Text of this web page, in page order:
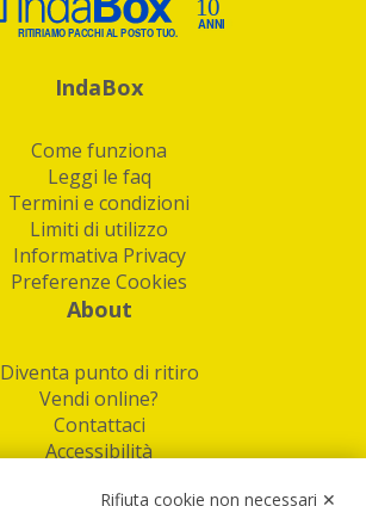
IndaBox
Come funziona
Leggi le faq
Termini e condizioni
Limiti di utilizzo
Informativa Privacy
Preferenze Cookies
About
Diventa punto di ritiro
Vendi online?
Contattaci
Accessibilità
Rifiuta cookie non necessari ✕